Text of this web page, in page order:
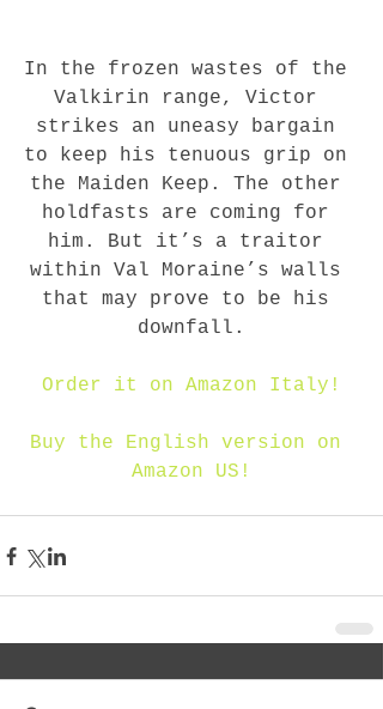
In the frozen wastes of the
Valkirin range, Victor
strikes an uneasy bargain
to keep his tenuous grip on
the Maiden Keep. The other
holdfasts are coming for
him. But it’s a traitor
within Val Moraine’s walls
that may prove to be his
downfall.
Order it on Amazon Italy!
Buy the English version on
Amazon US!